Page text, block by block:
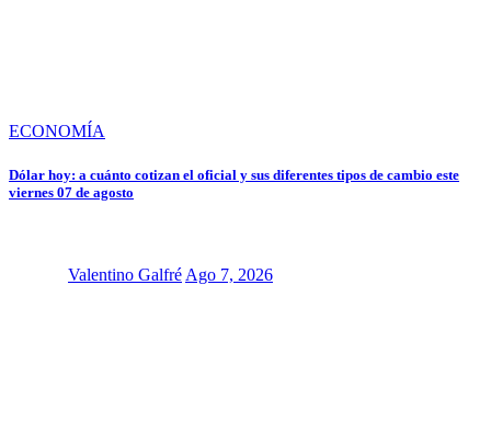
ECONOMÍA
Dólar hoy: a cuánto cotizan el oficial y sus diferentes tipos de cambio este
viernes 07 de agosto
Valentino Galfré Ago 7, 2026